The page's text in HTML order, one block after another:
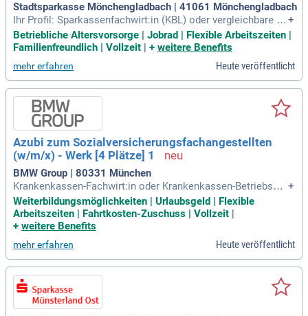
Stadtsparkasse Mönchengladbach | 41061 Mönchengladbach
Ihr Profil: Sparkassenfachwirt:in (KBL) oder vergleichbare A
usbildung; Nachhaltige Vertriebserfolge in allen Facetten de
r ganzheitlichen Beratung; Ausgeprägte digitale Kompetenz
en; Ruhiges und
+
Betriebliche Altersvorsorge | Jobrad | Flexible Arbeitszeiten |
Familienfreundlich | Vollzeit | + weitere Benefits
mehr erfahren Heute veröffentlicht
Azubi zum Sozialversicherungsfachangestellten
(w/m/x) - Werk [4 Plätze] 1
BMW Group | 80331 München
Krankenkassen-Fachwirt:in oder Krankenkassen-Betriebswir
t:in. Du möchtest noch mehr über den Ausbildungsberuf erf
ahren? Dann schau hier rein! Freude am Umgang mit Mensc
hen. Interesse an EDV, Zahlen und Finanzen.
+
Weiterbildungsmöglichkeiten | Urlaubsgeld | Flexible
Arbeitszeiten | Fahrtkosten-Zuschuss | Vollzeit
+ weitere Benefits
mehr erfahren Heute veröffentlicht